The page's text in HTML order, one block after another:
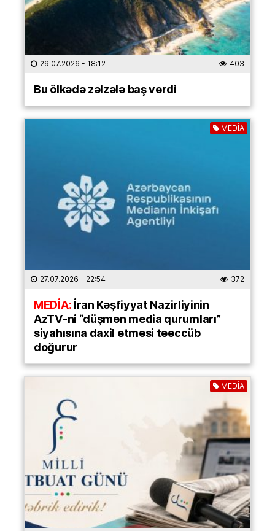
29.07.2026 - 18:12 403
Bu ölkədə zəlzələ baş verdi
MEDİA
27.07.2026 - 22:54 372
MEDİA:İran Kəşfiyyat Nazirliyinin
AzTV-ni “düşmən media qurumları”
siyahısına daxil etməsi təəccüb
doğurur
MEDİA